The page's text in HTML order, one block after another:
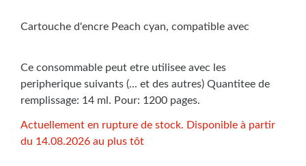
Cartouche d'encre Peach cyan, compatible avec
Ce consommable peut etre utilisee avec les
peripherique suivants (... et des autres) Quantitee de
remplissage: 14 ml. Pour: 1200 pages.
Actuellement en rupture de stock. Disponible à partir
du 14.08.2026 au plus tôt